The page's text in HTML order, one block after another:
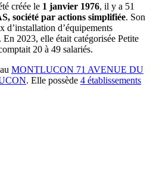
créée le 1 janvier 1976, il y a 51
société par actions simplifiée. Son
d’installation d’équipements
. En 2023, elle était catégorisée Petite
20 à 49 salariés.
MONTLUCON 71 AVENUE DU
. Elle possède 4 établissements